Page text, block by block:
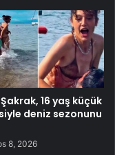
16 yaş küçük
deniz sezonunu
8, 2026